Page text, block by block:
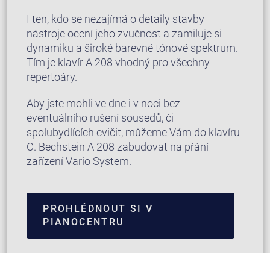
I ten, kdo se nezajímá o detaily stavby
nástroje ocení jeho zvučnost a zamiluje si
dynamiku a široké barevné tónové spektrum.
Tím je klavír A 208 vhodný pro všechny
repertoáry.
Aby jste mohli ve dne i v noci bez
eventuálního rušení sousedů, či
spolubydlících cvičit, můžeme Vám do klavíru
C. Bechstein A 208 zabudovat na přání
zařízení Vario System.
PROHLÉDNOUT SI V
PIANOCENTRU